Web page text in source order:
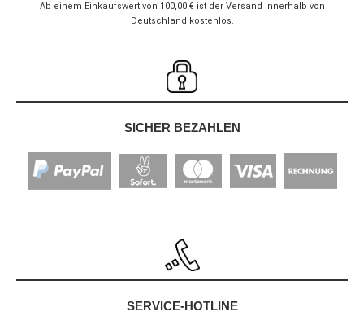
Ab einem Einkaufswert von 100,00 € ist der Versand innerhalb von
Deutschland kostenlos.
SICHER BEZAHLEN
SERVICE-HOTLINE